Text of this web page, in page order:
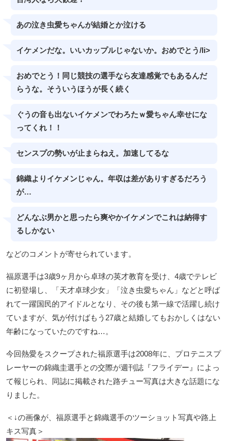
あの泣き虫愛ちゃんが結婚とか泣ける
イケメンだな。いいカップルじゃないか。おめでとう/li>
おめでとう！同じ競技の選手なら友達感覚でもあるんだ
らうな。そういうほうが長く続く
ぐうの音も出ないイケメンでわろたｗ愛ちゃん幸せにな
ってくれ！！
センスプの勢いが止まらねえ。加速してるな
錦織よりイケメンじゃん。年収は差がありすぎるだろう
が…
どんなぶ男かと思ったら爽やかイケメンでこれは納得す
るしかない
などのコメントが寄せられています。
福原選手は3歳9ヶ月から卓球の英才教育を受け、4歳でテレビ
に初登場し、「天才卓球少女」「泣き虫愛ちゃん」などと呼ば
れて一躍国民的アイドルとなり、その後も第一線で活躍し続け
ていますが、気が付けばもう27歳と結婚してもおかしくはない
年齢になっていたのですね…。
今回熱愛をスクープされた福原選手は2008年に、プロテニスプ
レーヤーの錦織圭選手との交際が週刊誌『フライデー』によっ
て報じられ、同誌に掲載された路チュー写真は大きな話題にな
りました。
＜↓の画像が、福原選手と錦織選手のツーショット写真や路上
キス写真＞